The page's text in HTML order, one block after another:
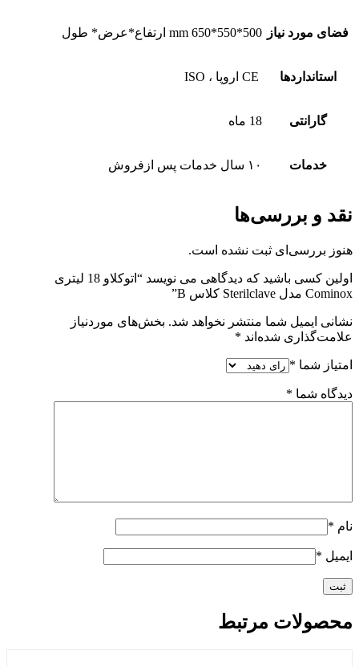
فضاى مورد نیاز 500*550*650 mm ارتفاع*عرض* طول
استانداردها
گارانتى 18 ماه
خدمات ١٠ سال خدمات پس ازفروش
نقد و بررسی‌ها
هنوز بررسی‌ای ثبت نشده است.
اولین کسی باشید که دیدگاهی می نویسد “اتوکلاو 18 لیتری
Cominox مدل Sterilclave کلاس B”
نشانی ایمیل شما منتشر نخواهد شد. بخش‌های موردنیاز
علامت‌گذاری شده‌اند *
امتیاز شما *
دیدگاه شما *
نام *
ایمیل *
محصولات مرتبط